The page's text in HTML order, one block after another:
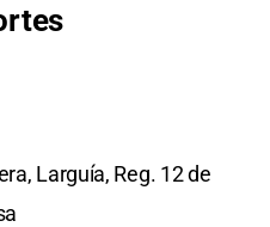
Larguía, Reg. 12 de